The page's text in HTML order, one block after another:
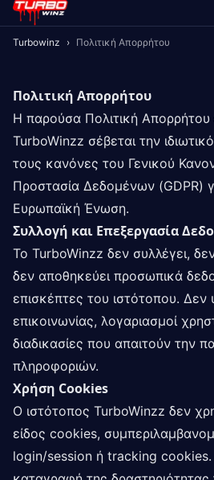
Turbowinz › Πολιτική Απορρήτου
Πολιτική Απορρήτου
Η παρούσα Πολιτική Απορρήτου
TurboWinzz σέβεται την
τους κανόνες του Γενικού
Προστασία Δεδομένων (GDPR)
Ευρωπαϊκή Ένωση.
Συλλογή και Επεξεργασία
Το TurboWinzz δεν συλλέγει,
δεν αποθηκεύει προσωπικά
επισκέπτες του ιστότοπου.
επικοινωνίας, λογαριασμοί
διαδικασίες που απαιτούν την
πληροφοριών.
Χρήση Cookies
Ο ιστότοπος TurboWinzz δεν
είδος cookies,
login/session ή tracking cookies.